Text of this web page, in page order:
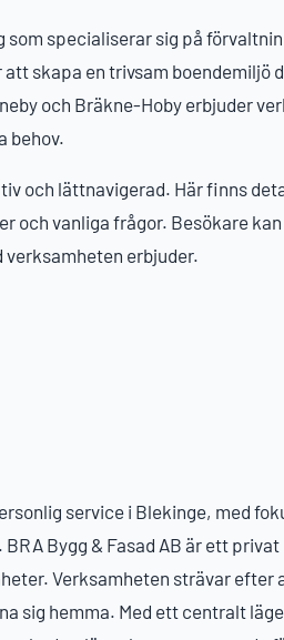
som specialiserar sig på
skapa en trivsam boendemiljö
och Bräkne-Hoby erbjuder
behov.
och lättnavigerad. Här finns
och vanliga frågor. Besökare
verksamheten erbjuder.
service i Blekinge, med
Bygg & Fasad AB är ett
Verksamheten strävar efter
sig hemma. Med ett centralt